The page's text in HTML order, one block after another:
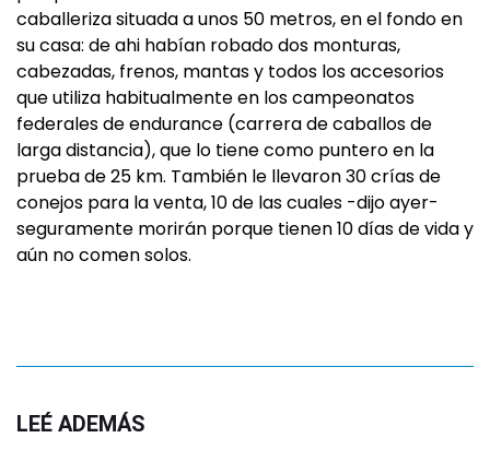
caballeriza situada a unos 50 metros, en el fondo en
su casa: de ahi habían robado dos monturas,
cabezadas, frenos, mantas y todos los accesorios
que utiliza habitualmente en los campeonatos
federales de endurance (carrera de caballos de
larga distancia), que lo tiene como puntero en la
prueba de 25 km. También le llevaron 30 crías de
conejos para la venta, 10 de las cuales -dijo ayer-
seguramente morirán porque tienen 10 días de vida y
aún no comen solos.
LEÉ ADEMÁS